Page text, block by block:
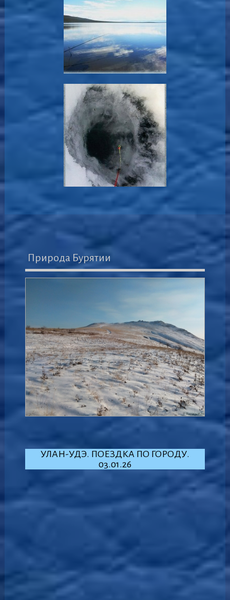
Природа Бурятии
УЛАН-УДЭ. ПОЕЗДКА ПО ГОРОДУ.
03.01.26